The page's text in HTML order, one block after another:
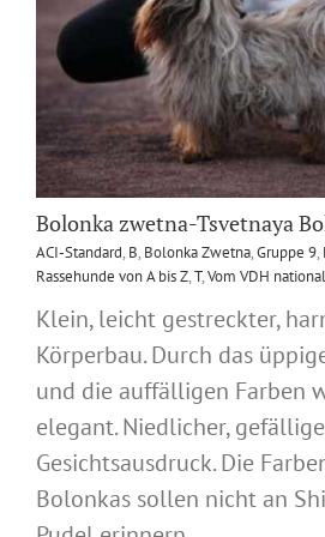
Bolonka zwetna-Tsvetnaya
ACI-Standard, B, Bolonka Zwetna,Gruppe 9,
Rassehunde von A bis Z,T,Vom VDH
Klein, leicht gestreckter,
Körperbau. Durch das
und die auffälligen Farben
elegant. Niedlicher,
Gesichtsausdruck. Die
Bolonkas sollen nicht an